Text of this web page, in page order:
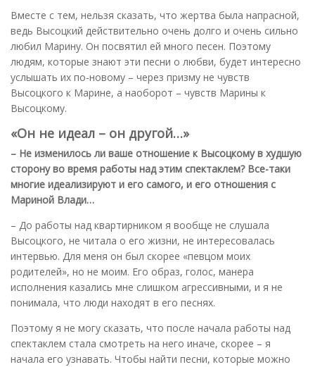
Вместе с тем, нельзя сказать, что жертва была напрасной,
ведь Высоцкий действительно очень долго и очень сильно
любил Марину. Он посвятил ей много песен. Поэтому
людям, которые знают эти песни о любви, будет интересно
услышать их по-новому – через призму не чувств
Высоцкого к Марине, а наоборот – чувств Марины к
Высоцкому.
«Он не идеал – он другой…»
– Не изменилось ли ваше отношение к Высоцкому в худшую
сторону во время работы над этим спектаклем? Все-таки
многие идеализируют и его самого, и его отношения с
Мариной Влади…
– До работы над квартирником я вообще не слушала
Высоцкого, не читала о его жизни, не интересовалась
интервью. Для меня он был скорее «певцом моих
родителей», но не моим. Его образ, голос, манера
исполнения казались мне слишком агрессивными, и я не
понимала, что люди находят в его песнях.
Поэтому я не могу сказать, что после начала работы над
спектаклем стала смотреть на него иначе, скорее – я
начала его узнавать. Чтобы найти песни, которые можно